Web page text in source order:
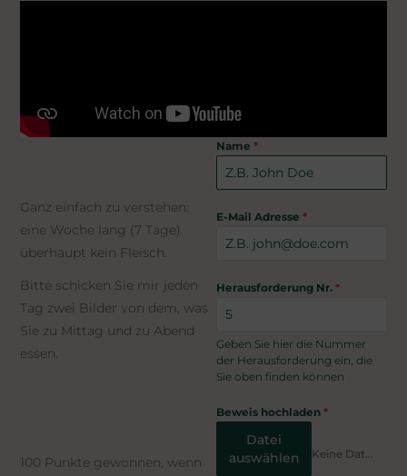
Ganz einfach zu verstehen:
eine Woche lang (7 Tage)
überhaupt kein Fleisch.
Bitte schicken Sie mir jeden
Tag zwei Bilder von dem, was
Sie zu Mittag und zu Abend
essen.
100 Punkte gewonnen, wenn
Name *
E-Mail Adresse *
Herausforderung Nr. *
Geben Sie hier die Nummer
der Herausforderung ein, die
Sie oben finden können
Beweis hochladen *
Datei
auswählen